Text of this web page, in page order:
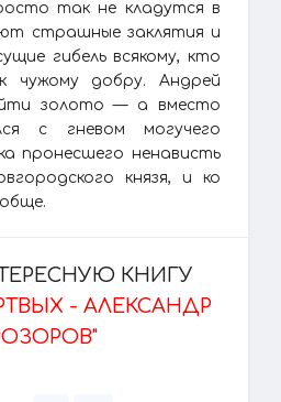
так не кладутся в
страшные заклятия и
гибель всякому, кто
чужому добру. Андрей
золото — а вместо
с гневом могучего
пронесшего ненависть
князя, и ко
КНИГУ
- АЛЕКСАНДР